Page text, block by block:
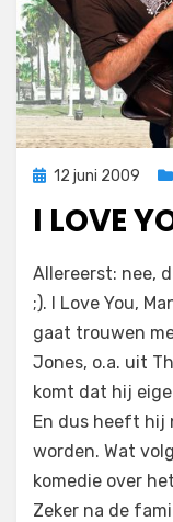
Geplaatst
12 juni 2009
I LOVE
Filmofiel.nl
Laat een
Allereerst: nee,
;). I Love You,
gaat trouwen
Jones, o.a. uit
komt dat hij
En dus heeft hij
worden. Wat
komedie over
Zeker na de